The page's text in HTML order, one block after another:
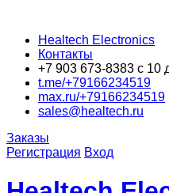
Healtech Electronics
Контакты
+7 903 673-8383 с 10
t.me/+79166234519
max.ru/+79166234519
sales@healtech.ru
Заказы
Регистрация Вход